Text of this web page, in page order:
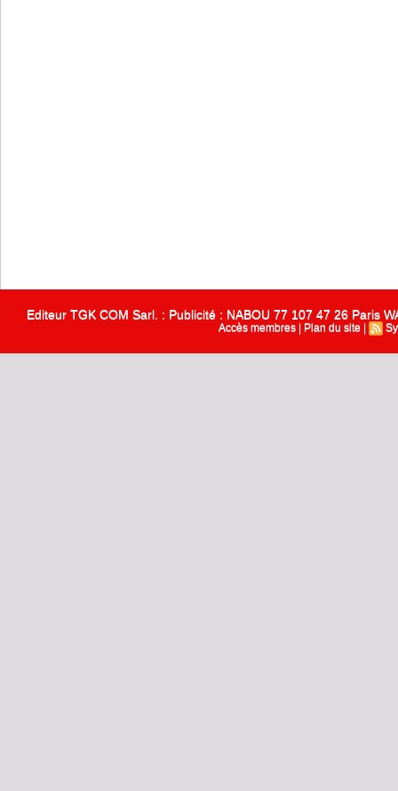
Editeur TGK COM Sarl. : Publicité : NABOU 77 107 47 26 Paris
Accès membres Plan du site